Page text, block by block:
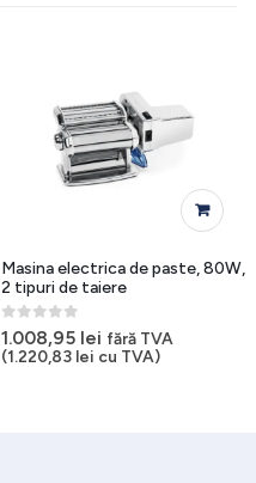
Masina electrica de paste, 80W,
2 tipuri de taiere
0 out of 5
1.008,95 lei fără TVA
(1.220,83 lei cu TVA)